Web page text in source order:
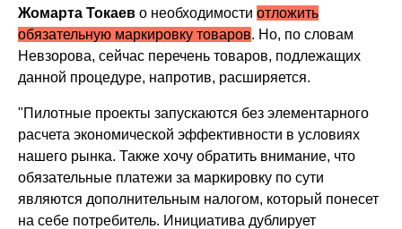
Жомарта Токаев о необходимостиотложить
обязательную маркировку товаров. Но, по словам
Невзорова, сейчас перечень товаров, подлежащих
данной процедуре, напротив, расширяется.
"Пилотные проекты запускаются без элементарного
расчета экономической эффективности в условиях
нашего рынка. Также хочу обратить внимание, что
обязательные платежи за маркировку по сути
являются дополнительным налогом, который понесет
на себе потребитель. Инициатива дублирует